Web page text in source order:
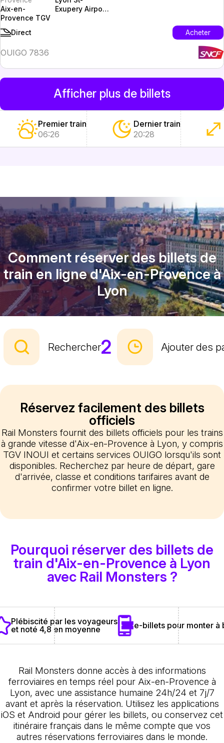
Aix-en-
Provence TGV
Exupery Airport
Direct
Acheter
OUIGO 7836
Afficher plus de billets
Premier train
06:26
Dernier train
20:28
Comment réserver des billets de
train en ligne d'Aix-en-Provence à
Lyon
Rechercher2 Ajouter des
Réservez facilement des billets
officiels
Rail Monsters fournit des billets officiels pour les trains
à grande vitesse d'Aix-en-Provence à Lyon, y compris
TGV INOUI et certains services OUIGO lorsqu'ils sont
disponibles. Recherchez par heure de départ, gare
d'arrivée, classe et conditions tarifaires avant de
confirmer votre billet en ligne.
Pourquoi réserver des billets de
train d'Aix-en-Provence à Lyon
avec Rail Monsters ?
Plébiscité par les voyageurs
et noté 4,8 en moyenne
e-billets pour monter à
Rail Monsters donne accès à des informations
ferroviaires en temps réel pour Aix-en-Provence à
Lyon, avec une assistance humaine 24h/24 et 7j/7
avant et après la réservation. Utilisez les applications
iOS et Android pour gérer les billets, ou conservez cet
itinéraire français dans le même compte que vos
autres réservations ferroviaires dans le monde.